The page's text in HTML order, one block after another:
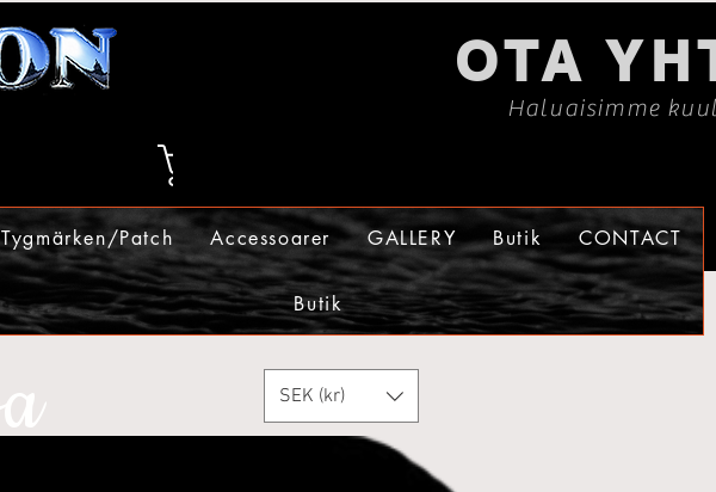
OTA
Haluaisimme
Tygmärken/Patch Accessoarer GALLERY Butik CONTACT
Butik
SEK (kr)